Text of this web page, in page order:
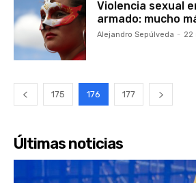
Violencia sexual
armado: mucho
Alejandro Sepúlveda - 22
175 176 177
Últimas noticias